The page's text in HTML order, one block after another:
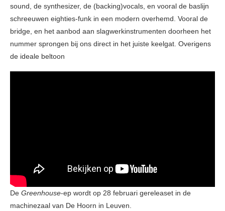
sound, de synthesizer, de (backing)vocals, en vooral de baslijn
schreeuwen eighties-funk in een modern overhemd. Vooral de
bridge, en het aanbod aan slagwerkinstrumenten doorheen het
nummer sprongen bij ons direct in het juiste keelgat. Overigens
de ideale beltoon
De Greenhouse-ep wordt op 28 februari gereleaset in de
machinezaal van De Hoorn in Leuven.